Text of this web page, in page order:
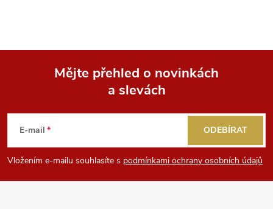
p
a
Mějte přehled o novinkách
a slevách
E-mail
Vložením e-mailu souhlasíte s podmínkami ochrany osobních údajů
ODEBÍRAT